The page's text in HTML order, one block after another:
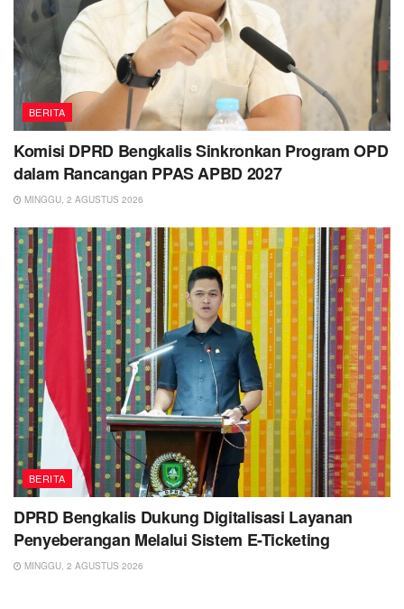
BERITA
Komisi DPRD Bengkalis Sinkronkan Program OPD
dalam Rancangan PPAS APBD 2027
MINGGU, 2 AGUSTUS 2026
BERITA
DPRD Bengkalis Dukung Digitalisasi Layanan
Penyeberangan Melalui Sistem E-Ticketing
MINGGU, 2 AGUSTUS 2026